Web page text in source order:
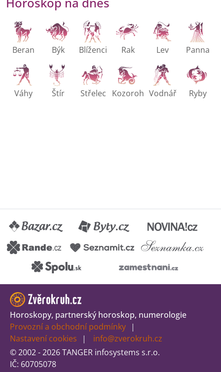
Beran Býk Blíženci Rak Lev Panna
Váhy Štír Střelec Kozoroh Vodnář Ryby
Horoskopy, partnerský horoskop, numerologie
Provozní a obchodní podmínky
Nastavení cookies
info@zverokruh.cz
© 2002 - 2026 TANGER infosystems s.r.o.
IČ: 60705078